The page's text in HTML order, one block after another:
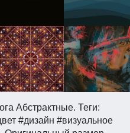
Абстрактные. Теги:
#дизайн #визуальное